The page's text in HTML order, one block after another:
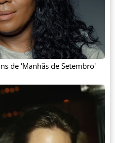
de 'Manhãs de Setembro'